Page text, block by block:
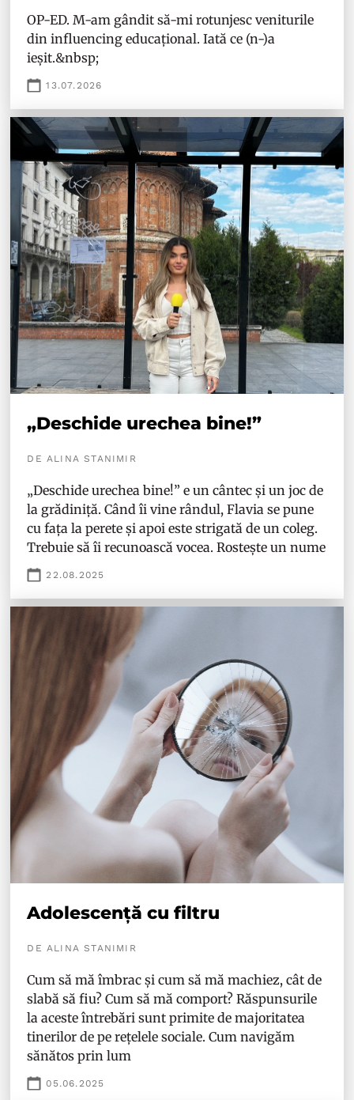
OP-ED. M-am gândit să-mi rotunjesc veniturile
din influencing educațional. Iată ce (n-)a
ieșit.&nbsp;
13.07.2026
„Deschide urechea bine!”
DE ALINA STANIMIR
„Deschide urechea bine!” e un cântec și un joc de
la grădiniță. Când îi vine rândul, Flavia se pune
cu fața la perete și apoi este strigată de un coleg.
Trebuie să îi recunoască vocea. Rostește un nume
22.08.2025
Adolescență cu filtru
DE ALINA STANIMIR
Cum să mă îmbrac și cum să mă machiez, cât de
slabă să fiu? Cum să mă comport? Răspunsurile
la aceste întrebări sunt primite de majoritatea
tinerilor de pe rețelele sociale. Cum navigăm
sănătos prin lum
05.06.2025